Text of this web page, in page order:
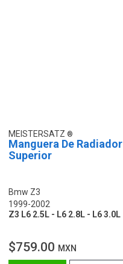
MEISTERSATZ
Manguera De Radiador
Superior
Bmw Z3
1999-2002
Z3 L6 2.5L - L6 2.8L - L6 3.0L
$759.00 MXN